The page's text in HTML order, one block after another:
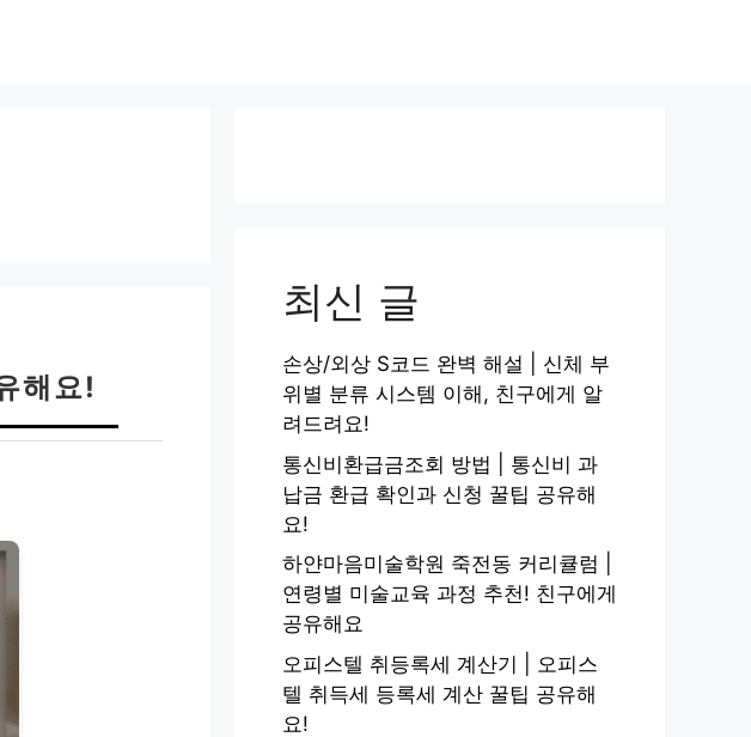
해요!
최신 글
손상/외상 S코드 완벽 해설 | 신체 부
위별 분류 시스템 이해, 친구에게 알
려드려요!
통신비환급금조회 방법 | 통신비 과
납금 환급 확인과 신청 꿀팁 공유해
요!
하얀마음미술학원 죽전동 커리큘럼 |
연령별 미술교육 과정 추천! 친구에게
공유해요
오피스텔 취등록세 계산기 | 오피스
텔 취득세 등록세 계산 꿀팁 공유해
요!